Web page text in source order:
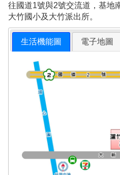
往國道1號與2號交流道，基地
大竹國小及大竹派出所。
生活機能圖 電子地圖